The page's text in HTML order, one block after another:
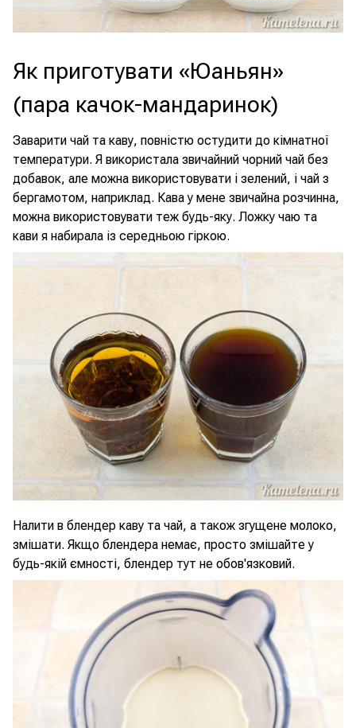
Як приготувати «Юаньян»
(пара качок-мандаринок)
Заварити чай та каву, повністю остудити до кімнатної
температури. Я використала звичайний чорний чай без
добавок, але можна використовувати і зелений, і чай з
бергамотом, наприклад. Кава у мене звичайна розчинна,
можна використовувати теж будь-яку. Ложку чаю та
кави я набирала із середньою гіркою.
Налити в блендер каву та чай, а також згущене молоко,
змішати. Якщо блендера немає, просто змішайте у
будь-якій ємності, блендер тут не обов'язковий.